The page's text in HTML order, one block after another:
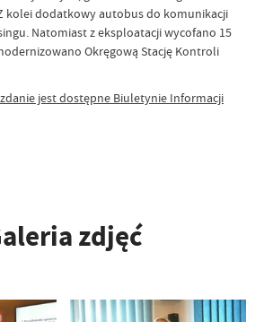
kolei dodatkowy autobus do komunikacji
Natomiast z eksploatacji wycofano 15
Okręgową Stację Kontroli
jest dostępne Biuletynie Informacji
zdjęć